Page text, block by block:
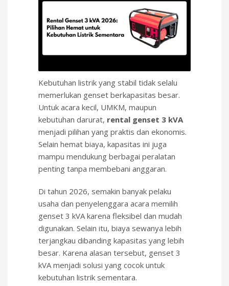
Kebutuhan listrik yang stabil tidak selalu
memerlukan genset berkapasitas besar.
Untuk acara kecil, UMKM, maupun
kebutuhan darurat, rental genset 3 kVA
menjadi pilihan yang praktis dan ekonomis.
Selain hemat biaya, kapasitas ini juga
mampu mendukung berbagai peralatan
penting tanpa membebani anggaran.
Di tahun 2026, semakin banyak pelaku
usaha dan penyelenggara acara memilih
genset 3 kVA karena fleksibel dan mudah
digunakan. Selain itu, biaya sewanya lebih
terjangkau dibanding kapasitas yang lebih
besar. Karena alasan tersebut, genset 3
kVA menjadi solusi yang cocok untuk
kebutuhan listrik sementara.